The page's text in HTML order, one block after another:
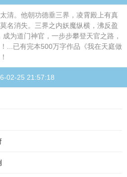
清。他朝功德垂三界，凌霄殿上有真
名消失。三界之内妖魔纵横，沸反盈
成为道门神官，一步步攀登天官之路，
...已有完本500万字作品《我在天庭做
02-25 21:57:18